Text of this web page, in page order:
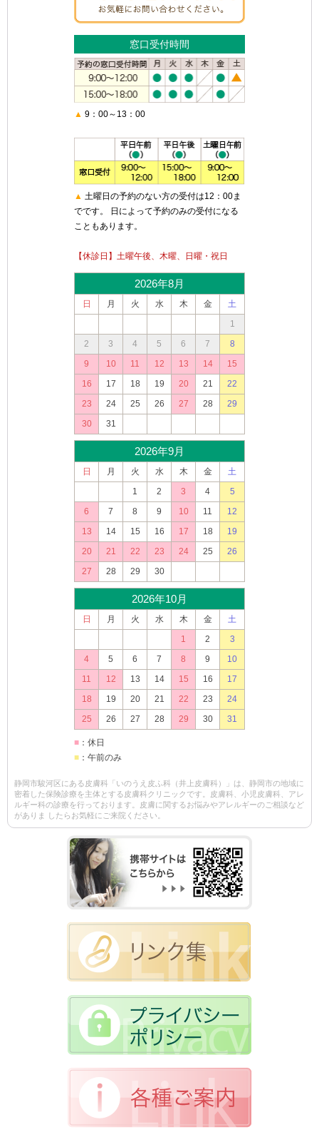
窓口受付時間
▲ 9：00～13：00
▲ 土曜日の予約のない方の受付は12：00ま
でです。 日によって予約のみの受付になる
こともあります。
【休診日】土曜午後、木曜、日曜・祝日
2026年8月
日 月 火 水 木 金
土
1
2
3 4 5 6 7
8
9
10 11 12 13 14
15
16
17 18 19 20 21
22
23
24 25 26 27 28
29
30
31
2026年9月
日 月 火 水 木 金
土
1
2 3 4
5
6
7 8 9 10 11
12
13
14 15 16 17 18
19
20
21 22 23 24 25
26
27
28 29 30
2026年10月
日 月 火 水 木 金
土
1
2
3
4
5 6 7 8 9
10
11
12 13 14 15 16
17
18
19 20 21 22 23
24
25
26 27 28 29 30 31
■ ：休日
■ ：午前のみ
静岡市駿河区にある皮膚科「いのうえ皮ふ科（井上皮膚科）」は、静岡市の地域に
密着した保険診療を主体とする皮膚科クリニックです。皮膚科、小児皮膚科、アレ
ルギー科の診療を行っております。皮膚に関するお悩みやアレルギーのご相談など
がありま したらお気軽にご来院ください。